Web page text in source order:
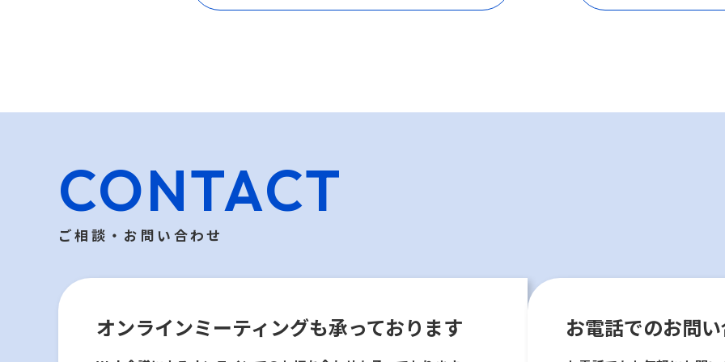
CONTACT
ご相談・お問い合わせ
オンラインミーティングも承っております お電話でのお問